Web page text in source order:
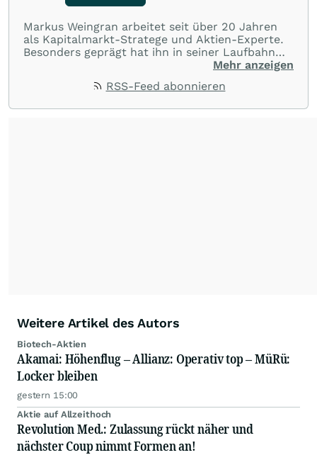
Markus Weingran arbeitet seit über 20 Jahren
als Kapitalmarkt-Stratege und Aktien-Experte.
Besonders geprägt hat ihn in seiner Laufbahn
die langjährige Zusammenarbeit mit dem
Bernecker versucht in jeder Börsenphase, das
Mehr anzeigen
RSS-Feed abonnieren
Weitere Artikel des Autors
Biotech-Aktien
Akamai: Höhenflug – Allianz: Operativ top – MüRü:
Locker bleiben
gestern 15:00
Aktie auf Allzeithoch
Revolution Med.: Zulassung rückt näher und
nächster Coup nimmt Formen an!